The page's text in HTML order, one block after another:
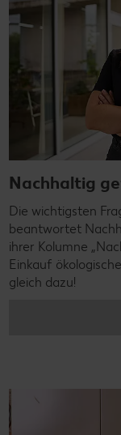
Nachhaltig
Die wichtigsten
beantwortet
ihrer Kolumne
Einkauf
gleich dazu!